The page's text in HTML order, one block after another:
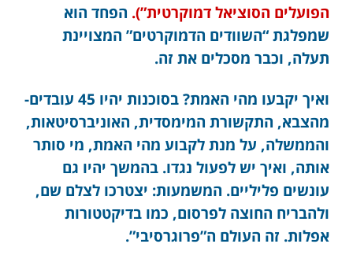
הפועלים הסוציאל דמוקרטית”). הפחד הוא
שמפלגת “השוודים הדמוקרטים” המצויינת
תעלה, וכבר מסכלים את זה.
ואיך יקבעו מהי האמת? בסוכנות יהיו 45 עובדים-
מהצבא, התקשורת המימסדית, האוניברסיטאות,
והממשלה, על מנת לקבוע מהי האמת, מי סותר
אותה, ואיך יש לפעול נגדו. בהמשך יהיו גם
עונשים פליליים. המשמעות: יצטרכו לצלם שם,
ולהבריח החוצה לפרסום, כמו בדיקטטורות
אפלות. זה העולם ה”פרוגרסיבי”.